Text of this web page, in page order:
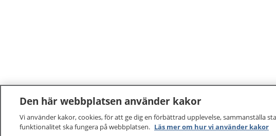
Den här webbplatsen använder kakor
Vi använder kakor, cookies, för att ge dig en förbättrad upplevelse, sammanställa
funktionalitet ska fungera på webbplatsen. Läs mer om hur vi använder kakor